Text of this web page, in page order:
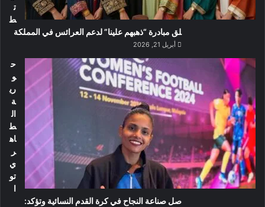
ت
ط
لق مبادرة “ذهبهم علينا” لدعم العرائس في المملكة
أبريل 21, 2026
ح
و
ري
ة
ال
ط
اه
ر
ي
تو
ا
صل صناعة النجاح في كرة القدم النسائية وتؤكد: